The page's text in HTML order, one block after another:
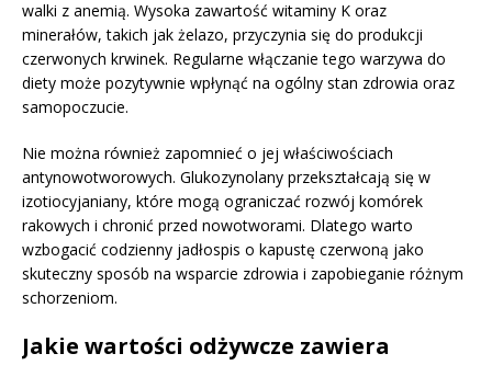
walki z anemią. Wysoka zawartość witaminy K oraz
minerałów, takich jak żelazo, przyczynia się do produkcji
czerwonych krwinek. Regularne włączanie tego warzywa do
diety może pozytywnie wpłynąć na ogólny stan zdrowia oraz
samopoczucie.
Nie można również zapomnieć o jej właściwościach
antynowotworowych. Glukozynolany przekształcają się w
izotiocyjaniany, które mogą ograniczać rozwój komórek
rakowych i chronić przed nowotworami. Dlatego warto
wzbogacić codzienny jadłospis o kapustę czerwoną jako
skuteczny sposób na wsparcie zdrowia i zapobieganie różnym
schorzeniom.
Jakie wartości odżywcze zawiera